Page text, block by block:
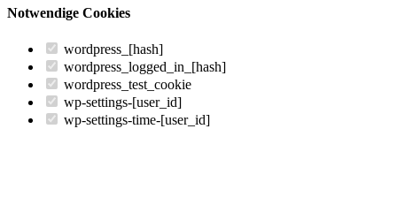
Notwendige Cookies
wordpress_[hash]
wordpress_logged_in_[hash]
wordpress_test_cookie
wp-settings-[user_id]
wp-settings-time-[user_id]